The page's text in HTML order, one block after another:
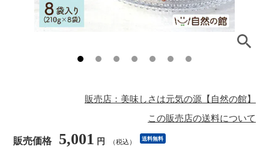
販売店：美味しさは元気の源【自然の館】
この販売店の送料について
販売価格 5,001 円 （税込） 送料無料